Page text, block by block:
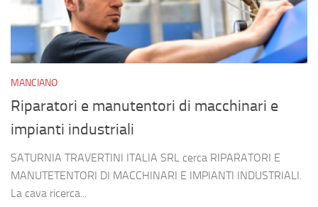
MANCIANO
Riparatori e manutentori di macchinari e
impianti industriali
SATURNIA TRAVERTINI ITALIA SRL cerca RIPARATORI E
MANUTETENTORI DI MACCHINARI E IMPIANTI INDUSTRIALI.
La cava ricerca...